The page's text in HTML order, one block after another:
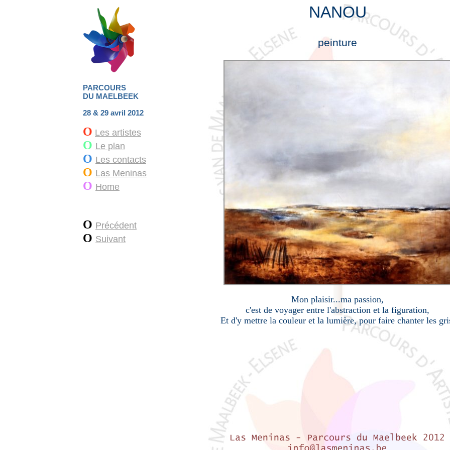
PARCOURS
DU MAELBEEK
28 & 29 avril 2012
O Les artistes
O Le plan
O Les contacts
O Las Meninas
O Home
O Précédent
O Suivant
NANOU
peinture
Mon plaisir...ma passion,
c'est de voyager entre l'abstraction et la figuration,
Et d'y mettre la couleur et la lumière, pour faire chanter les